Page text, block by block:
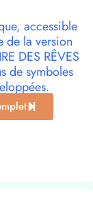
accessible
de la version
DES RÊVES
de symboles